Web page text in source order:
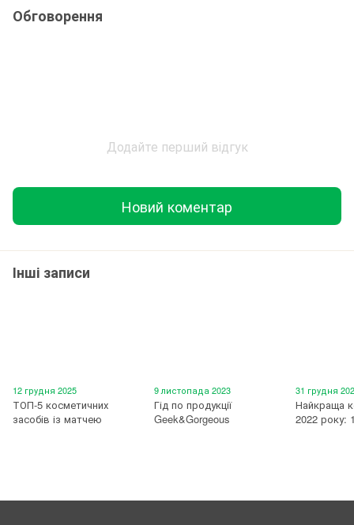
Обговорення
Додайте перший відгук
Новий коментар
Інші записи
12 грудня 2025
ТОП-5 косметичних
засобів із матчею
9 листопада 2023
Гід по продукції
Geek&Gorgeous
31 грудня
Найкраща
2022 року: